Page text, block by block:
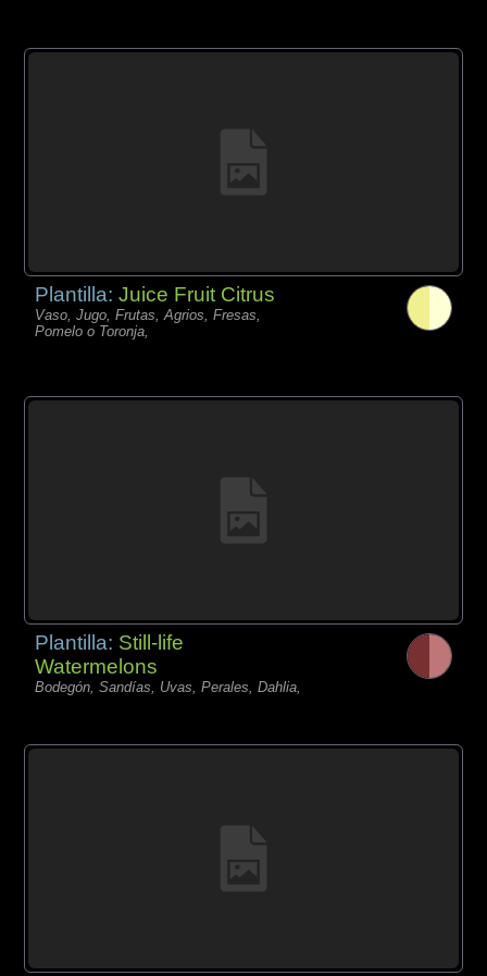
Plantilla:Juice Fruit Citrus
Vaso, Jugo, Frutas, Agrios, Fresas,
Pomelo o Toronja,
Plantilla: Still-life
Watermelons
Bodegón, Sandías, Uvas, Perales, Dahlia,